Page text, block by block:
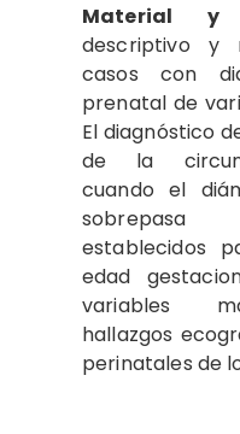
Material y
descriptivo y
casos con
prenatal de
El diagnóstico
de la
cuando el
establecidos
edad
variables
hallazgos
perinatales de